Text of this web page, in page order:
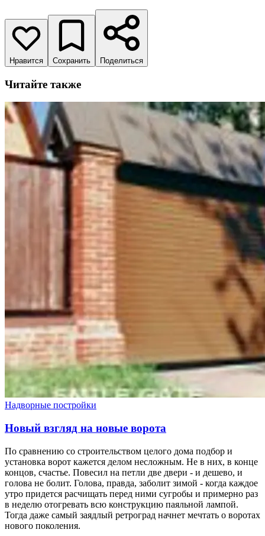
Нравится Сохранить Поделиться
Читайте также
Надворные постройки
Новый взгляд на новые ворота
По сравнению со строительством целого дома подбор и
установка ворот кажется делом несложным. Не в них, в конце
концов, счастье. Повесил на петли две двери - и дешево, и
голова не болит. Голова, правда, заболит зимой - когда каждое
утро придется расчищать перед ними сугробы и примерно раз
в неделю отогревать всю конструкцию паяльной лампой.
Тогда даже самый заядлый ретроград начнет мечтать о воротах
нового поколения.